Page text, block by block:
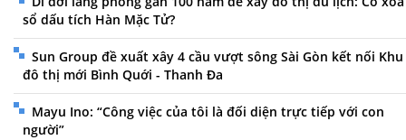
sổ dấu tích Hàn Mặc Tử?
Sun Group đề xuất xây 4 cầu vượt sông Sài Gòn kết nối Khu
đô thị mới Bình Quới - Thanh Đa
Mayu Ino: “Công việc của tôi là đối diện trực tiếp với con
người”